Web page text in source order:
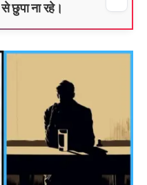
छुपा ना रहे।